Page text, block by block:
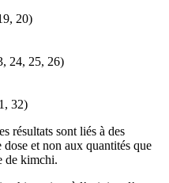
20)
24, 25, 26)
32)
résultats sont liés à des
et non aux quantités que
de kimchi.